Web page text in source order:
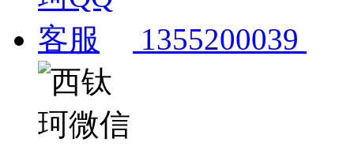
1355200039